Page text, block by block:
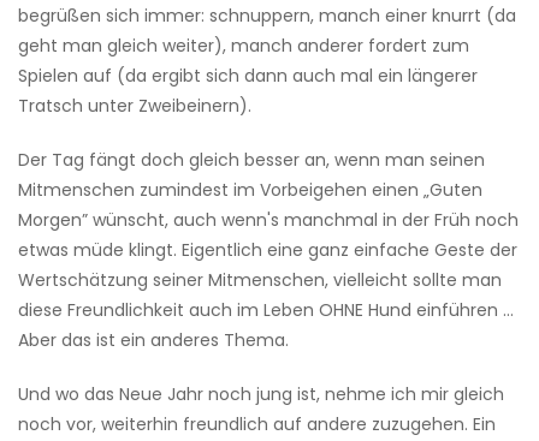
begrüßen sich immer: schnuppern, manch einer knurrt (da
geht man gleich weiter), manch anderer fordert zum
Spielen auf (da ergibt sich dann auch mal ein längerer
Tratsch unter Zweibeinern).
Der Tag fängt doch gleich besser an, wenn man seinen
Mitmenschen zumindest im Vorbeigehen einen „Guten
Morgen” wünscht, auch wenn's manchmal in der Früh noch
etwas müde klingt. Eigentlich eine ganz einfache Geste der
Wertschätzung seiner Mitmenschen, vielleicht sollte man
diese Freundlichkeit auch im Leben OHNE Hund einführen …
Aber das ist ein anderes Thema.
Und wo das Neue Jahr noch jung ist, nehme ich mir gleich
noch vor, weiterhin freundlich auf andere zuzugehen. Ein